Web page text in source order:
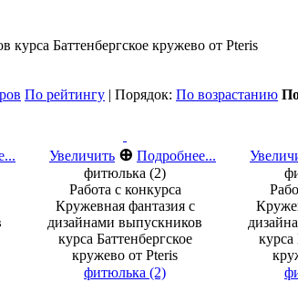
Баттенбергское кружево от Pteris
По рейтингу | Порядок: По возрастанию
Увеличить ⊕ Подробнее...
фитюлька (2)
Работа с конкурса
Кружевная фантазия с
дизайнами выпускников
курса Баттенбергское
кружево от Pteris
фитюлька (2)
курса